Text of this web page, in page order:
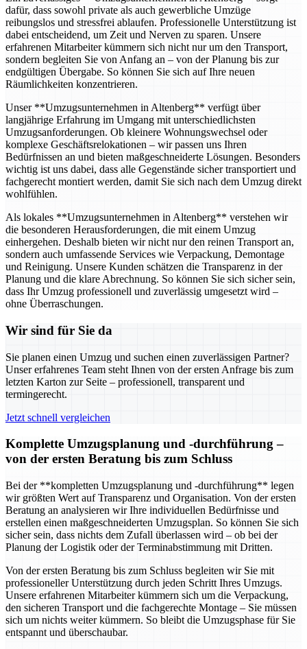
dafür, dass sowohl private als auch gewerbliche Umzüge
reibungslos und stressfrei ablaufen. Professionelle Unterstützung ist
dabei entscheidend, um Zeit und Nerven zu sparen. Unsere
erfahrenen Mitarbeiter kümmern sich nicht nur um den Transport,
sondern begleiten Sie von Anfang an – von der Planung bis zur
endgültigen Übergabe. So können Sie sich auf Ihre neuen
Räumlichkeiten konzentrieren.
Unser **Umzugsunternehmen in Altenberg** verfügt über
langjährige Erfahrung im Umgang mit unterschiedlichsten
Umzugsanforderungen. Ob kleinere Wohnungswechsel oder
komplexe Geschäftsrelokationen – wir passen uns Ihren
Bedürfnissen an und bieten maßgeschneiderte Lösungen. Besonders
wichtig ist uns dabei, dass alle Gegenstände sicher transportiert und
fachgerecht montiert werden, damit Sie sich nach dem Umzug direkt
wohlfühlen.
Als lokales **Umzugsunternehmen in Altenberg** verstehen wir
die besonderen Herausforderungen, die mit einem Umzug
einhergehen. Deshalb bieten wir nicht nur den reinen Transport an,
sondern auch umfassende Services wie Verpackung, Demontage
und Reinigung. Unsere Kunden schätzen die Transparenz in der
Planung und die klare Abrechnung. So können Sie sich sicher sein,
dass Ihr Umzug professionell und zuverlässig umgesetzt wird –
ohne Überraschungen.
Wir sind für Sie da
Sie planen einen Umzug und suchen einen zuverlässigen Partner?
Unser erfahrenes Team steht Ihnen von der ersten Anfrage bis zum
letzten Karton zur Seite – professionell, transparent und
termingerecht.
Jetzt schnell vergleichen
Komplette Umzugsplanung und -durchführung –
von der ersten Beratung bis zum Schluss
Bei der **kompletten Umzugsplanung und -durchführung** legen
wir größten Wert auf Transparenz und Organisation. Von der ersten
Beratung an analysieren wir Ihre individuellen Bedürfnisse und
erstellen einen maßgeschneiderten Umzugsplan. So können Sie sich
sicher sein, dass nichts dem Zufall überlassen wird – ob bei der
Planung der Logistik oder der Terminabstimmung mit Dritten.
Von der ersten Beratung bis zum Schluss begleiten wir Sie mit
professioneller Unterstützung durch jeden Schritt Ihres Umzugs.
Unsere erfahrenen Mitarbeiter kümmern sich um die Verpackung,
den sicheren Transport und die fachgerechte Montage – Sie müssen
sich um nichts weiter kümmern. So bleibt die Umzugsphase für Sie
entspannt und überschaubar.